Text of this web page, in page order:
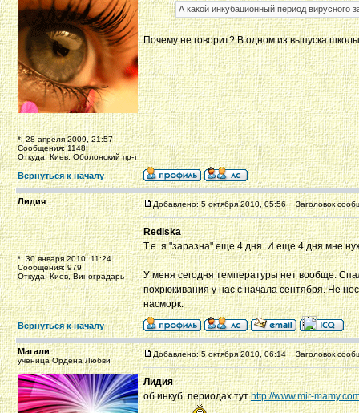
*: 28 апреля 2009, 21:57
Сообщения: 1148
Откуда: Киев, Оболонский пр-т
А какой инкубационный период вирусного
Почему не говорит? В одном из выпуска
Вернуться к началу
Лидия
*: 30 января 2010, 11:24
Сообщения: 979
Откуда: Киев, Виноградарь
Добавлено: 5 октября 2010, 05:56 Заголовок
Rediska
Т.е. я "заразна" еще 4 дня. И еще 4 дня мне
У меня сегодня температуры нет вообще.
похрюкивания у нас с начала сентября. Не нос
насморк.
Вернуться к началу
Магали
ученица Ордена Любви
Добавлено: 5 октября 2010, 06:14 Заголовок
Лидия
об инкуб. периодах тутhttp://www.mir-